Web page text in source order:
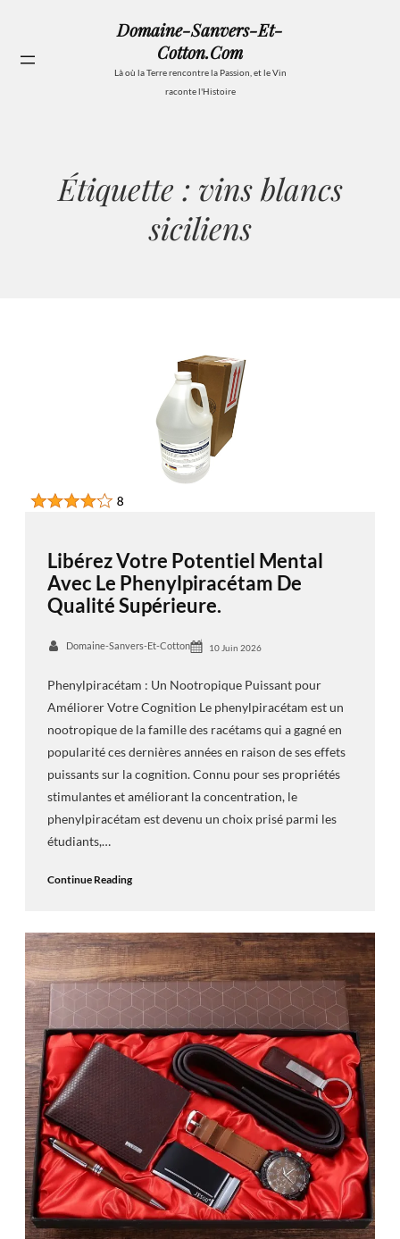
contenu
Domaine-Sanvers-Et-
Cotton.com
Là où la Terre rencontre la Passion, et le Vin
raconte l'Histoire
Étiquette : vins blancs
siciliens
Libérez Votre Potentiel Mental
Avec Le Phenylpiracétam De
Qualité Supérieure.
Domaine-Sanvers-Et-Cotton 10 Juin 2026
Phenylpiracétam : Un Nootropique Puissant pour
Améliorer Votre Cognition Le phenylpiracétam est un
nootropique de la famille des racétams qui a gagné en
popularité ces dernières années en raison de ses effets
puissants sur la cognition. Connu pour ses propriétés
stimulantes et améliorant la concentration, le
phenylpiracétam est devenu un choix prisé parmi les
étudiants,…
Continue Reading